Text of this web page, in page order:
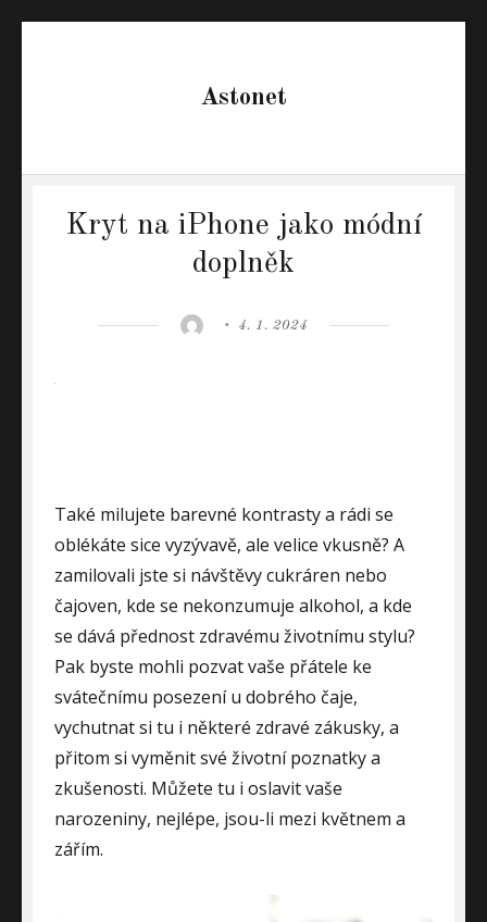
Astonet
Kryt na iPhone jako módní
doplněk
AuthorPosted
4. 1. 2024
Také milujete barevné kontrasty a rádi se
oblékáte sice vyzývavě, ale velice vkusně? A
zamilovali jste si návštěvy cukráren nebo
čajoven, kde se nekonzumuje alkohol, a kde
se dává přednost zdravému životnímu stylu?
Pak byste mohli pozvat vaše přátele ke
svátečnímu posezení u dobrého čaje,
vychutnat si tu i některé zdravé zákusky, a
přitom si vyměnit své životní poznatky a
zkušenosti. Můžete tu i oslavit vaše
narozeniny, nejlépe, jsou-li mezi květnem a
zářím.